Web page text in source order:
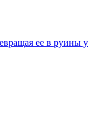
ее в руины у